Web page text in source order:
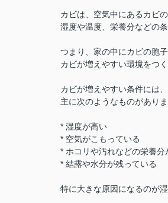
カビは、空気中にあるカビの
湿度や温度、栄養分などの
つまり、家の中にカビの胞
カビが増えやすい環境をつ
カビが増えやすい条件には、
主に次のようなものがありま
* 湿度が高い
* 空気がこもっている
* ホコリや汚れなどの栄養分
* 結露や水分が残っている
特に大きな原因になるのが湿